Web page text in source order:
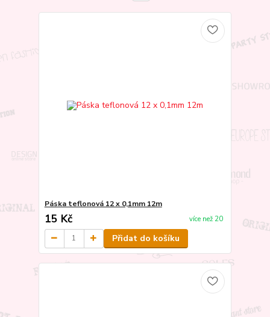
Páska teflonová 12 x 0,1mm 12m
15 Kč více než 20
Přidat do košíku